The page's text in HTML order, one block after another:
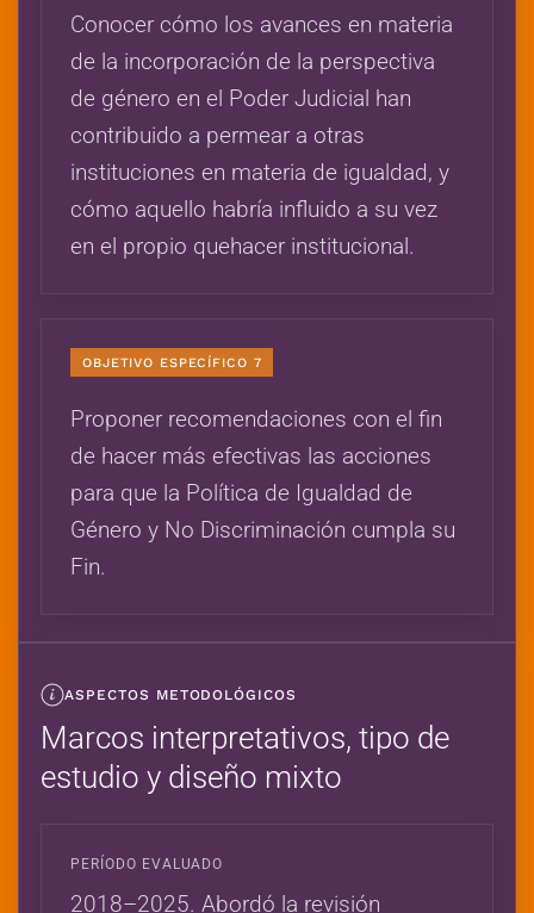
Conocer cómo los avances en materia
de la incorporación de la perspectiva
de género en el Poder Judicial han
contribuido a permear a otras
instituciones en materia de igualdad, y
cómo aquello habría influido a su vez
en el propio quehacer institucional.
OBJETIVO ESPECÍFICO 7
Proponer recomendaciones con el fin
de hacer más efectivas las acciones
para que la Política de Igualdad de
Género y No Discriminación cumpla su
Fin.
ASPECTOS METODOLÓGICOS
Marcos interpretativos, tipo de
estudio y diseño mixto
PERÍODO EVALUADO
2018–2025. Abordó la revisión